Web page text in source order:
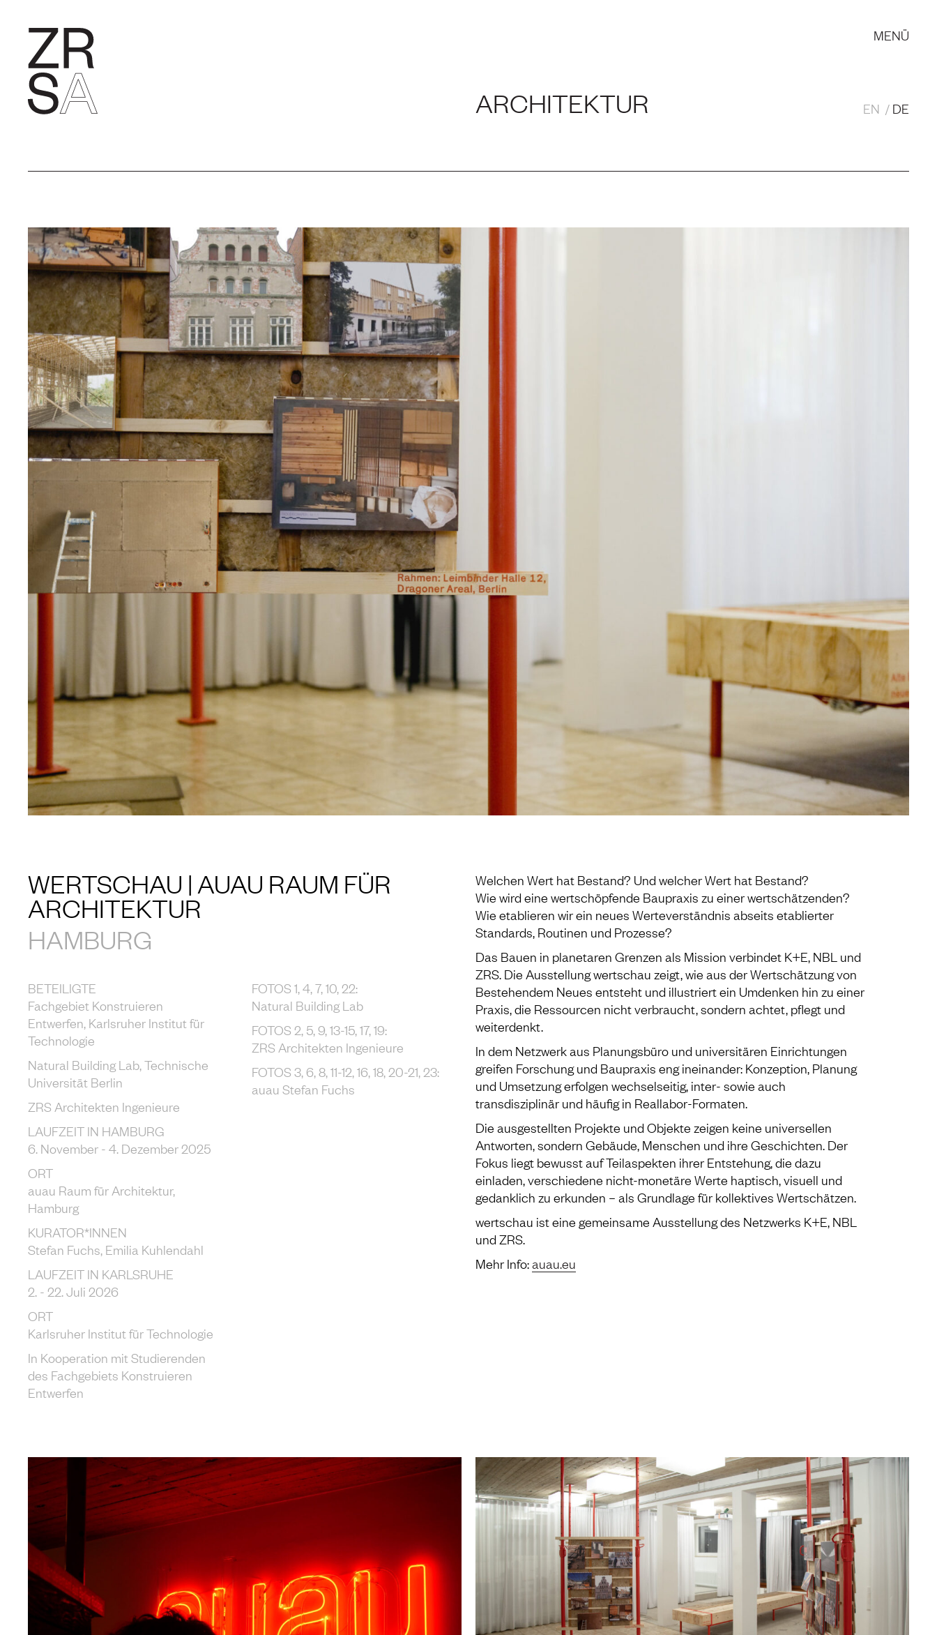
ARCHITEKTUR
MENÜ
EN DE
WERTSCHAU | AUAU RAUM FÜR
ARCHITEKTUR
HAMBURG
BETEILIGTE
Fachgebiet Konstruieren
Entwerfen, Karlsruher Institut für
Technologie
Natural Building Lab, Technische
Universität Berlin
ZRS Architekten Ingenieure
LAUFZEIT IN HAMBURG
6. November - 4. Dezember 2025
ORT
auau Raum für Architektur,
Hamburg
KURATOR*INNEN
Stefan Fuchs, Emilia Kuhlendahl
LAUFZEIT IN KARLSRUHE
2. - 22. Juli 2026
ORT
Karlsruher Institut für Technologie
In Kooperation mit Studierenden
des Fachgebiets Konstruieren
Entwerfen
FOTOS 1, 4, 7, 10, 22:
Natural Building Lab
FOTOS 2, 5, 9, 13-15, 17, 19:
ZRS Architekten Ingenieure
FOTOS 3, 6, 8, 11-12, 16, 18, 20-21, 23:
auau Stefan Fuchs
Welchen Wert hat Bestand? Und welcher Wert hat Bestand?
Wie wird eine wertschöpfende Baupraxis zu einer wertschätzenden?
Wie etablieren wir ein neues Werteverständnis abseits etablierter
Standards, Routinen und Prozesse?
Das Bauen in planetaren Grenzen als Mission verbindet K+E, NBL und
ZRS. Die Ausstellung wertschau zeigt, wie aus der Wertschätzung von
Bestehendem Neues entsteht und illustriert ein Umdenken hin zu einer
Praxis, die Ressourcen nicht verbraucht, sondern achtet, pflegt und
weiterdenkt.
In dem Netzwerk aus Planungsbüro und universitären Einrichtungen
greifen Forschung und Baupraxis eng ineinander: Konzeption, Planung
und Umsetzung erfolgen wechselseitig, inter- sowie auch
transdisziplinär und häufig in Reallabor-Formaten.
Die ausgestellten Projekte und Objekte zeigen keine universellen
Antworten, sondern Gebäude, Menschen und ihre Geschichten. Der
Fokus liegt bewusst auf Teilaspekten ihrer Entstehung, die dazu
einladen, verschiedene nicht-monetäre Werte haptisch, visuell und
gedanklich zu erkunden – als Grundlage für kollektives Wertschätzen.
wertschau ist eine gemeinsame Ausstellung des Netzwerks K+E, NBL
und ZRS.
Mehr Info:auau.eu